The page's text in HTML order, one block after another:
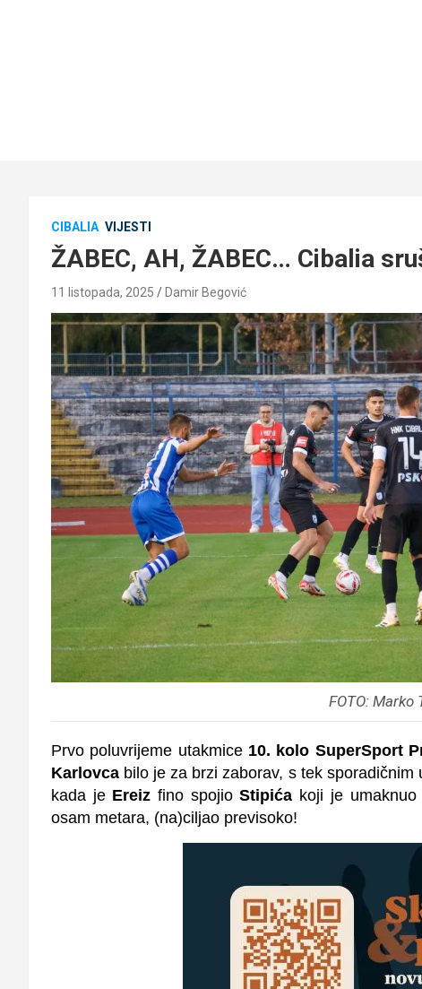
CIBALIA VIJESTI
ŽABEC, AH, ŽABEC… Cibalia
11 listopada, 2025 Damir Begović
FOTO: Marko
Prvo poluvrijeme utakmice10. kolo SuperSport
Karlovca bilo je za brzi zaborav, s tek
kada jeEreiz fino spojioStipića koji je umaknuo
osam metara, (na)ciljao previsoko!